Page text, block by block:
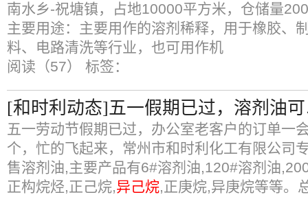
南水乡-祝塘镇，占地10000平方米，仓储量
主要用途：主要用作的溶剂稀释，用于橡胶、
料、电路清洗等行业，也可用作机
阅读（57） 标签：
[和时利动态]五一假期已过，溶剂油
五一劳动节假期已过，办公室老客户的订单一
个，忙的飞起来，常州市和时利化工有限公司
售溶剂油,主要产品有6#溶剂油,120#溶剂油
正构烷烃,正己烷,异己烷,正庚烷,异庚烷等等。